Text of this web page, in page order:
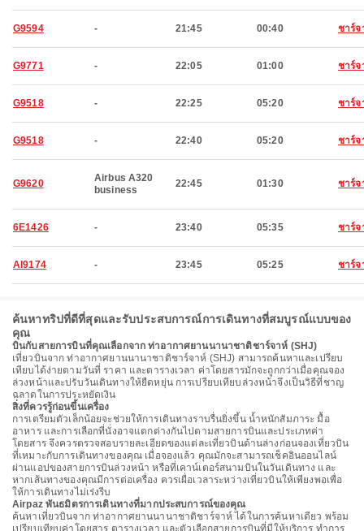
G9594 - 21:45 00:40 ชาร์จ
G9771 - 22:05 01:00 ชาร์จ
G9518 - 22:25 05:20 ชาร์จ
G9518 - 22:40 05:20 ชาร์จ
G9620
Airbus A320
business
22:45 01:30 ชาร์จ
6E1426 - 23:40 05:35 ชาร์จ
AI9174 - 23:45 05:25 ชาร์จ
ค้นหาทริปที่ดีที่สุดและรับประสบการณ์การเดินทางที่สมบูรณ์แบบของ
คุณ
บินกับสายการบินที่คุณเลือกจาก ท่าอากาศยานนานาชาติชาร์จาห์ (SHJ)
เที่ยวบินจาก ท่าอากาศยานนานาชาติชาร์จาห์ (SHJ) สามารถค้นหาและเปรียบ
เทียบได้ง่ายตามวันที่ ราคา และตารางเวลา ค่าโดยสารมักจะถูกกว่าเมื่อคุณจอง
ล่วงหน้าและปรับวันเดินทางให้ยืดหยุ่น การเปรียบเทียบล่วงหน้าจึงเป็นวิธีที่ชาญ
ฉลาดในการประหยัดเงิน
สิ่งที่ควรรู้ก่อนขึ้นเครื่อง
การเตรียมตัวเล็กน้อยจะช่วยให้การเดินทางราบรื่นยิ่งขึ้น น้ำหนักสัมภาระ มื้อ
อาหาร และการเลือกที่นั่งอาจแตกต่างกันไปตามสายการบินและประเภทค่า
โดยสาร จึงควรตรวจสอบรายละเอียดของแต่ละเที่ยวบินด้านล่างก่อนจองเที่ยวบิน
ที่เหมาะกับการเดินทางของคุณ เมื่อจองแล้ว คุณมักจะสามารถเช็คอินออนไลน์
ผ่านแอปของสายการบินล่วงหน้า หรือที่เคาน์เตอร์สนามบินในวันเดินทาง และ
หากเส้นทางของคุณมีการต่อเครื่อง ควรเผื่อเวลาระหว่างเที่ยวบินให้เพียงพอเพื่อ
ให้การเดินทางไม่เร่งรีบ
Airpaz พันธมิตรการเดินทางที่มากประสบการณ์ของคุณ
ค้นหาเที่ยวบินจาก ท่าอากาศยานนานาชาติชาร์จาห์ ได้ในการค้นหาเดียว พร้อม
เปรียบเทียบค่าโดยสาร ตารางเวลา และตัวเลือกสายการบินที่มีให้บริการ ทำการ